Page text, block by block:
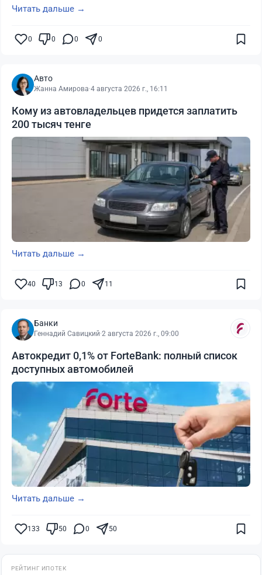
Читать дальше →
0 0 0 0
Авто
Жанна Амирова·4 августа 2026 г., 16:11
Кому из автовладельцев придется заплатить
200 тысяч тенге
Читать дальше →
40 13 0 11
Банки
Геннадий Савицкий·2 августа 2026 г., 09:00
Автокредит 0,1% от ForteBank: полный список
доступных автомобилей
Читать дальше →
133 50 0 50
РЕЙТИНГ ИПОТЕК